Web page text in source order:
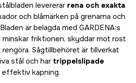
levererar rena och exakta
och blåmärken på grenarna och
är belagda med GARDENA:s
minskar friktionen, skyddar mot rost
Sågtillbehöret är tillverkat
stål och har trippelslipade
effektiv kapning.